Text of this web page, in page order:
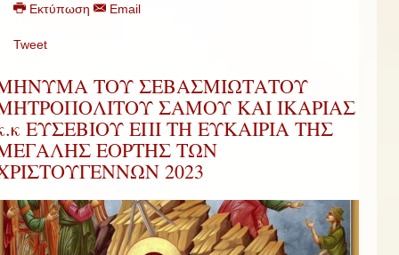
Εκτύπωση Email
Tweet
ΤΟΥ ΣΕΒΑΣΜΙΩΤΑΤΟΥ
ΣΑΜΟΥ ΚΑΙ ΙΚΑΡΙΑΣ
ΕΥΣΕΒΙΟΥ ΕΠΙ ΤΗ ΕΥΚΑΙΡΙΑ ΤΗΣ
ΕΟΡΤΗΣ ΤΩΝ
2023